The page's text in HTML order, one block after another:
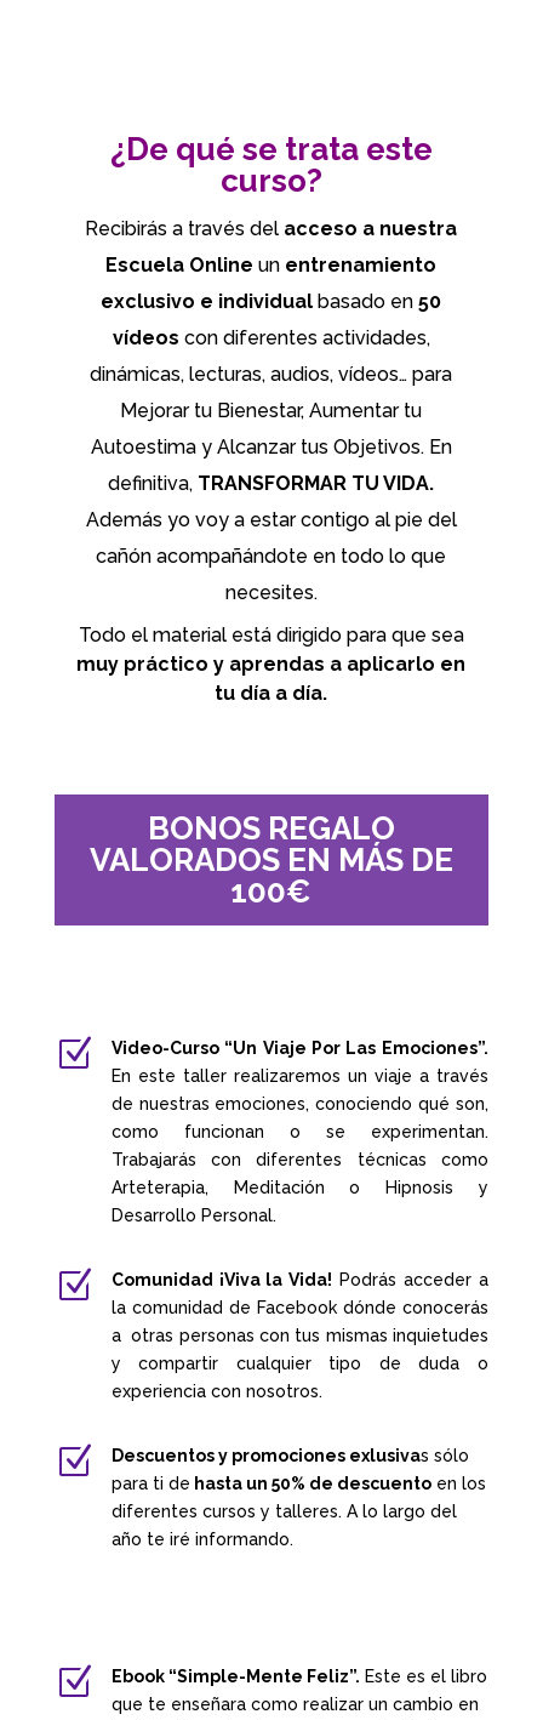
¿De qué se trata este
curso?
Recibirás a través del acceso a nuestra
Escuela Online un entrenamiento
exclusivo e individualbasado en50
vídeos con diferentes actividades,
dinámicas, lecturas, audios, vídeos… para
Mejorar tu Bienestar, Aumentar tu
Autoestima y Alcanzar tus Objetivos. En
definitiva, TRANSFORMAR TU VIDA.
Además yo voy a estar contigo al pie del
cañón acompañándote en todo lo que
necesites.
Todo el material está dirigido para que sea
muy práctico y aprendas a aplicarlo en
tu día a día.
BONOS REGALO
VALORADOS EN MÁS DE
100€
Z
Video-Curso “Un Viaje Por Las Emociones”.
En este taller realizaremos un viaje a través
de nuestras emociones, conociendo qué son,
como funcionan o se experimentan.
Trabajarás con diferentes técnicas como
Arteterapia, Meditación o Hipnosis y
Desarrollo Personal.
Z Comunidad ¡Viva la Vida! Podrás acceder a
la comunidad de Facebook dónde conocerás
a otras personas con tus mismas inquietudes
y compartir cualquier tipo de duda o
experiencia con nosotros.
Z Descuentos y promociones exlusivas sólo
para ti de hasta un 50% de descuentoen los
diferentes cursos y talleres. A lo largo del
año te iré informando.
Z Ebook “Simple-Mente Feliz”. Este es el libro
que te enseñara como realizar un cambio en